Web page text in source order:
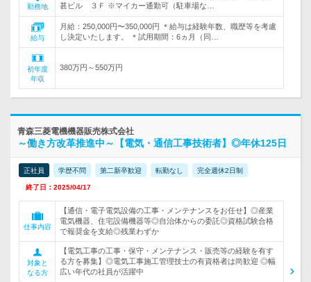
勤務地
甚ビル ３Ｆ ※マイカー通勤可（駐車場な…
給与
月給：250,000円〜350,000円 ＊給与は経験年数、職歴等を考慮
し決定いたします。 ＊試用期間：6ヵ月（同…
初年度
年収
380万円～550万円
青森三菱電機機器販売株式会社
～働き方改革推進中～【電気・通信工事技術者】◎年休125日
正社員 学歴不問 第二新卒歓迎 転勤なし 完全週休2日制
終了日：2025/04/17
仕事内容
【通信・電子電気設備の工事・メンテナンスをお任せ】◎産業
電気機器、住宅設備機器等◎自治体からの委託◎資格試験合格
で報奨金を支給◎残業わずか
対象と
なる方
【電気工事の工事・保守・メンテナンス・販売等の経験を有す
る方を募集】◎電気工事施工管理技士の有資格者は尚歓迎 ◎幅
広い年代の社員が活躍中